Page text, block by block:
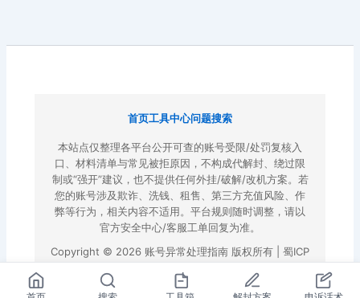
首页工具中心问题搜索
本站点仅整理各平台公开可查的账号受限/处罚复核入
口、材料清单与常见被拒原因，不构成代解封、绕过限
制或“强开”建议，也不提供任何外挂/破解/改机方案。若
您的账号涉及欺诈、洗钱、租售、第三方充值风险、作
弊等行为，相关内容不适用。平台规则随时调整，请以
官方安全中心/客服工单回复为准。
Copyright © 2026 账号异常处理指南 版权所有 | 蜀ICP